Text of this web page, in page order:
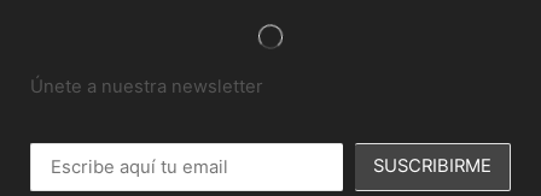
Únete a nuestra newsletter